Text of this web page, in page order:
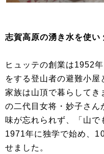
志賀高原の湧き水を使い
ヒュッテの創業は1952
をする登山者の避難小屋
家族は山頂で暮らして
の二代目女将・妙子さ
味が忘れられず、「山で
1971年に独学で始め、
せました。